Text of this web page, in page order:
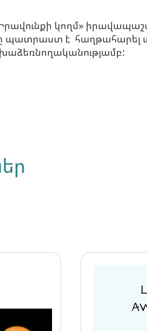
կողմ»
պատրաստ է հաղթահարել